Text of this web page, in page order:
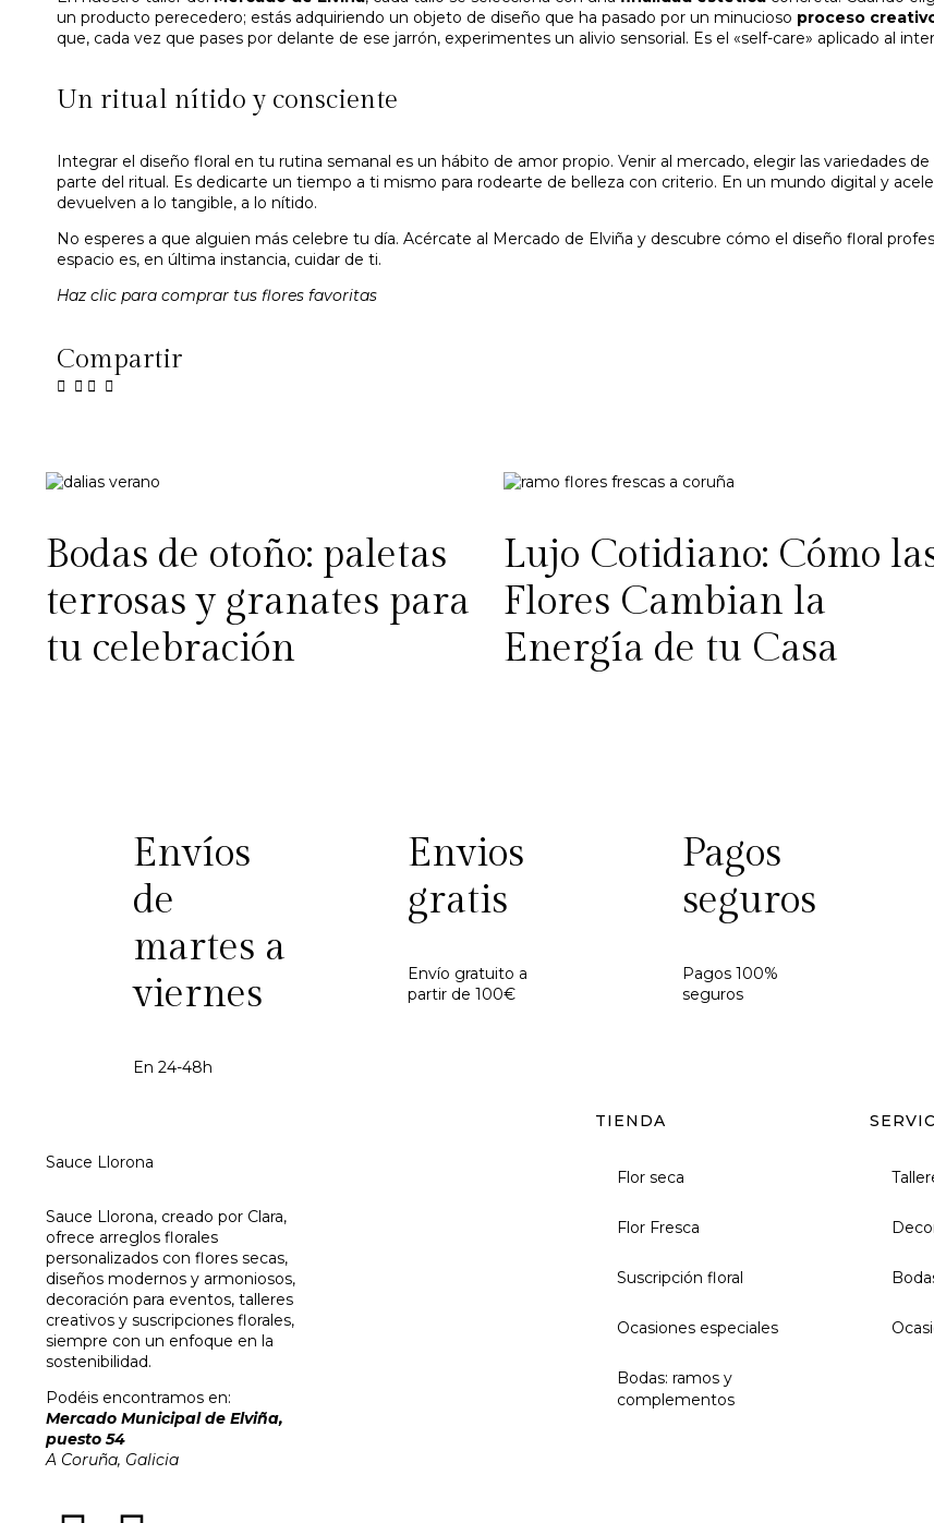
un producto perecedero; estás adquiriendo un objeto de diseño que ha pasado por un minucioso proceso
que, cada vez que pases por delante de ese jarrón, experimentes un alivio sensorial. Es el «self-care» aplicado al
Un ritual nítido y consciente
Integrar el diseño floral en tu rutina semanal es un hábito de amor propio. Venir al mercado, elegir las variedades
parte del ritual. Es dedicarte un tiempo a ti mismo para rodearte de belleza con criterio. En un mundo digital y
devuelven a lo tangible, a lo nítido.
No esperes a que alguien más celebre tu día. Acércate al Mercado de Elviña y descubre cómo el diseño floral
espacio es, en última instancia, cuidar de ti.
Haz clic para comprar tus flores favoritas
Compartir
Bodas de otoño: paletas
terrosas y granates para
tu celebración
Lujo Cotidiano: Cómo
Flores Cambian la
Energía de tu Casa
Envíos
de
martes a
viernes
En 24-48h
Envios
gratis
Envío gratuito a
partir de 100€
Pagos
seguros
Pagos 100%
seguros
Sauce Llorona
Sauce Llorona, creado por Clara,
ofrece arreglos florales
personalizados con flores secas,
diseños modernos y armoniosos,
decoración para eventos, talleres
creativos y suscripciones florales,
siempre con un enfoque en la
sostenibilidad.
Podéis encontramos en:
Mercado Municipal de Elviña,
puesto 54
A Coruña, Galicia
TIENDA
Flor seca
Flor Fresca
Suscripción floral
Ocasiones especiales
Bodas: ramos y
complementos